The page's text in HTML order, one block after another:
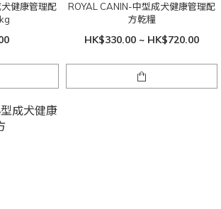
健康管理配
ROYAL CANIN-中型成犬健康管理配
方乾糧
HK$330.00 ~ HK$720.00